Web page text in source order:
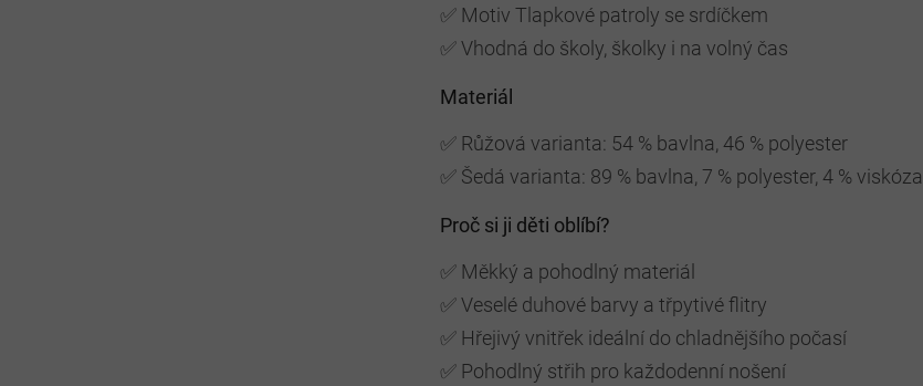
✅ Motiv Tlapkové patroly se srdíčkem
✅ Vhodná do školy, školky i na volný čas
Materiál
✅ Růžová varianta: 54 % bavlna, 46 % polyester
✅ Šedá varianta: 89 % bavlna, 7 % polyester, 4 % viskóza
Proč si ji děti oblíbí?
✅ Měkký a pohodlný materiál
✅ Veselé duhové barvy a třpytivé flitry
✅ Hřejivý vnitřek ideální do chladnějšího počasí
✅ Pohodlný střih pro každodenní nošení